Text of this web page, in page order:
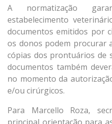
A normatização
estabelecimento
documentos emitidos por
os donos podem procurar
cópias dos prontuários de
documentos também
no momento da
e/ou cirúrgicos.
Para Marcello Roza,